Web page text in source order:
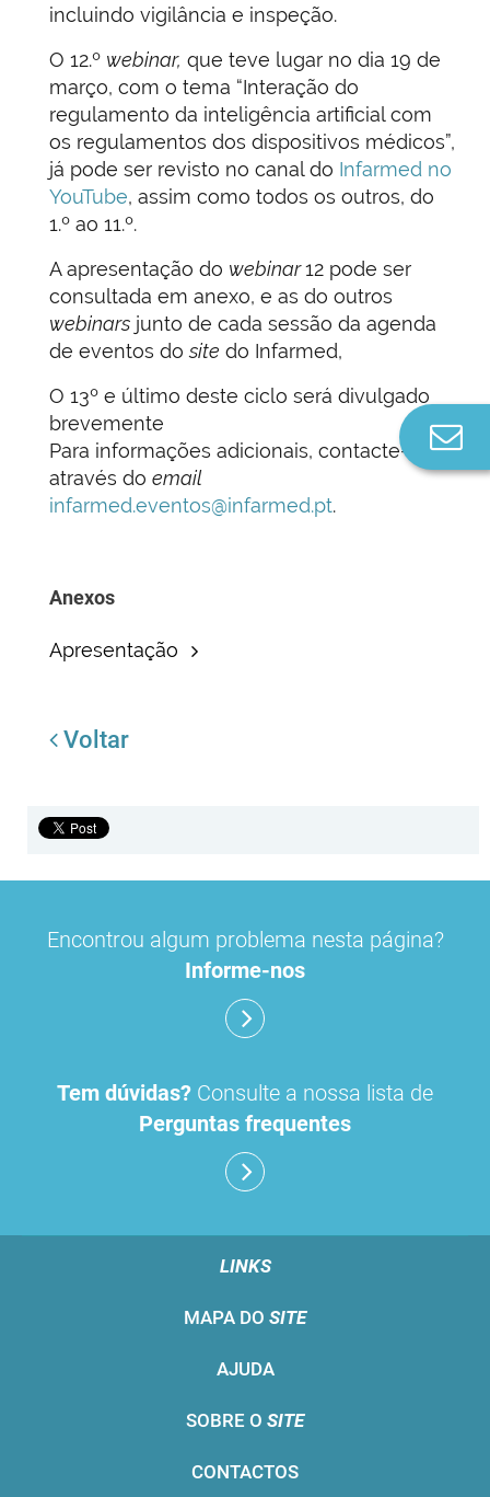
incluindo vigilância e inspeção.
O 12.º webinar, que teve lugar no dia 19 de
março, com o tema “Interação do
regulamento da inteligência artificial com
os regulamentos dos dispositivos médicos”,
já pode ser revisto no canal do Infarmed no
YouTube, assim como todos os outros, do
1.º ao 11.º.
A apresentação do webinar12 pode ser
consultada em anexo, e as do outros
webinars junto de cada sessão da agenda
de eventos dosite do Infarmed,
O 13º e último deste ciclo será divulgado
brevemente
Para informações adicionais, contacte-nos
através do email
infarmed.eventos@infarmed.pt.
Anexos
Apresentação
Voltar
Encontrou algum problema nesta página?
Informe-nos
Tem dúvidas? Consulte a nossa lista de
Perguntas frequentes
LINKS
MAPA DO SITE
AJUDA
SOBRE O SITE
CONTACTOS